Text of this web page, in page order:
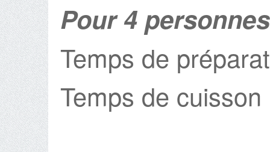
Pour 4 personnes
Temps de
Temps de